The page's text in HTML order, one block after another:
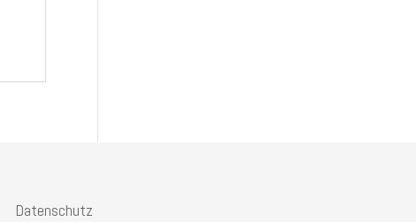
Datenschutz